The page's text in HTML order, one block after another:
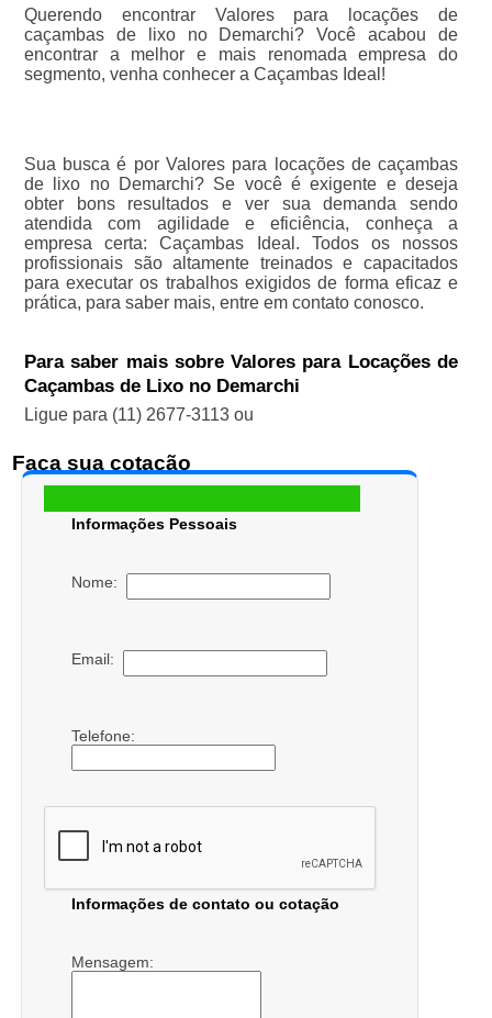
Querendo encontrar Valores para locações de
caçambas de lixo no Demarchi? Você acabou de
encontrar a melhor e mais renomada empresa do
segmento, venha conhecer a Caçambas Ideal!
Sua busca é por Valores para locações de caçambas
de lixo no Demarchi? Se você é exigente e deseja
obter bons resultados e ver sua demanda sendo
atendida com agilidade e eficiência, conheça a
empresa certa: Caçambas Ideal. Todos os nossos
profissionais são altamente treinados e capacitados
para executar os trabalhos exigidos de forma eficaz e
prática, para saber mais, entre em contato conosco.
Para saber mais sobre Valores para Locações de
Caçambas de Lixo no Demarchi
Ligue para (11) 2677-3113ou
Faça sua cotação
Informações Pessoais
Nome:
Email:
Telefone:
Informações de contato ou cotação
Mensagem: